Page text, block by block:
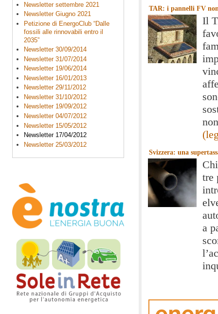
Newsletter settembre 2021
Newsletter Giugno 2021
Petizione di EnergoClub “Dalle
fossili alle rinnovabili entro il
2035”
Newsletter 30/09/2014
Newsletter 31/07/2014
Newsletter 19/06/2014
Newsletter 16/01/2013
Newsletter 29/11/2012
Newsletter 31/10/2012
Newsletter 19/09/2012
Newsletter 04/07/2012
Newsletter 15/05/2012
Newsletter 17/04/2012
Newsletter 25/03/2012
TAR: i pannelli FV
Il
Svizzera: una
tre
a